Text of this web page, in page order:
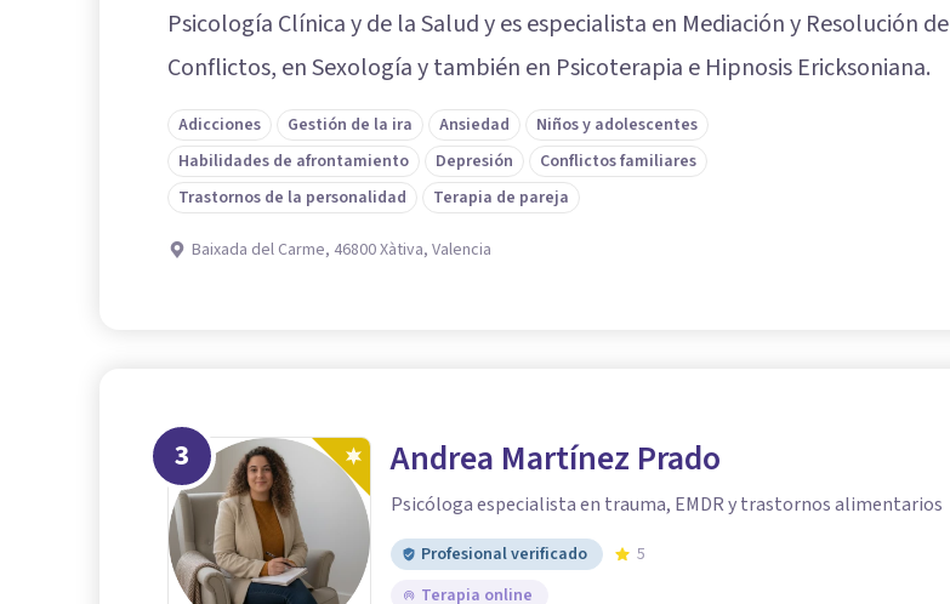
Psicología Clínica y de la Salud y es especialista en Mediación y Resolución de
Conflictos, en Sexología y también en Psicoterapia e Hipnosis Ericksoniana.
Adicciones Gestión de la ira Ansiedad
Niños y adolescentes
Habilidades de afrontamiento
Depresión
Conflictos familiares
Trastornos de la personalidad
Terapia de pareja
Baixada del Carme, 46800 Xàtiva, Valencia
3 Andrea Martínez Prado
Psicóloga especialista en trauma, EMDR y trastornos alimentarios
Profesional verificado
5
Terapia online